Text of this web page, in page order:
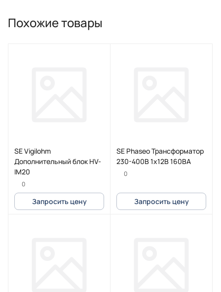
Похожие товары
SE Vigilohm
Дополнительный блок HV-
IM20
0
Запросить цену
SE Phaseo Трансформатор
230-400В 1x12В 160ВA
0
Запросить цену